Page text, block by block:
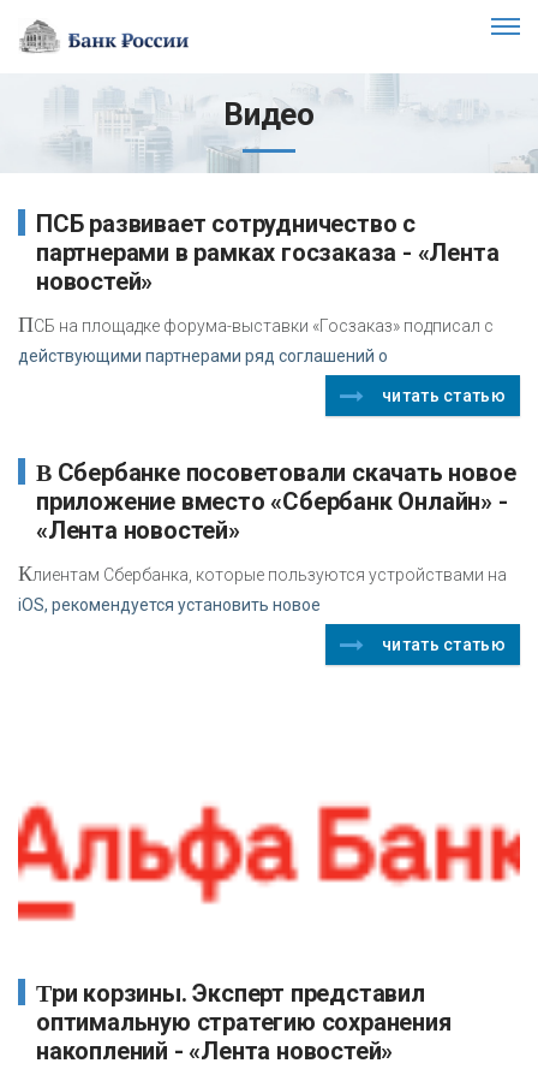
Видео
партнерами в рамках госзаказа - «Лента
новостей»
ПСБ на площадке форума-выставки «Госзаказ» подписал с
действующими партнерами ряд соглашений о
читать статью
В Сбербанке посоветовали скачать новое
приложение вместо «Сбербанк Онлайн» -
«Лента новостей»
Клиентам Сбербанка, которые пользуются устройствами на
iOS, рекомендуется установить новое
читать статью
Три корзины. Эксперт представил
оптимальную стратегию сохранения
накоплений - «Лента новостей»